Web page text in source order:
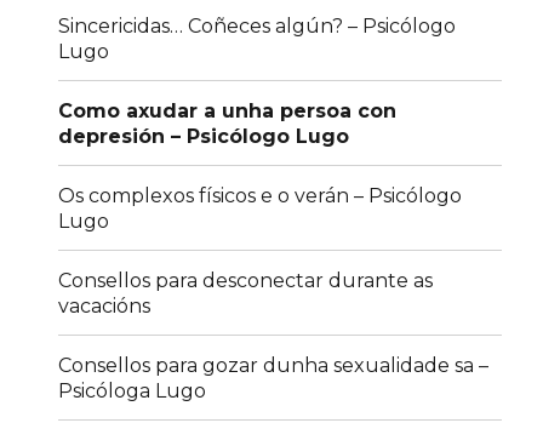
Sincericidas… Coñeces algún? – Psicólogo
Lugo
Como axudar a unha persoa con
depresión – Psicólogo Lugo
Os complexos físicos e o verán – Psicólogo
Lugo
Consellos para desconectar durante as
vacacións
Consellos para gozar dunha sexualidade sa –
Psicóloga Lugo